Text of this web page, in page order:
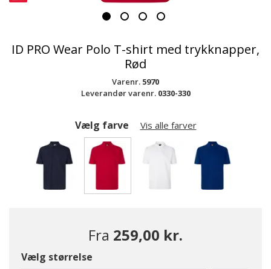
ID PRO Wear Polo T-shirt med trykknapper,
Rød
Varenr. 5970
Leverandør varenr. 0330-330
Vælg farve Vis alle farver
Fra 259,00 kr.
Vælg størrelse